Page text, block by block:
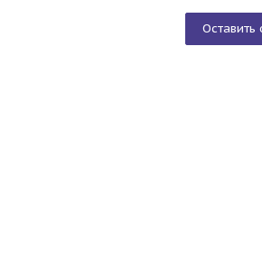
Оставить